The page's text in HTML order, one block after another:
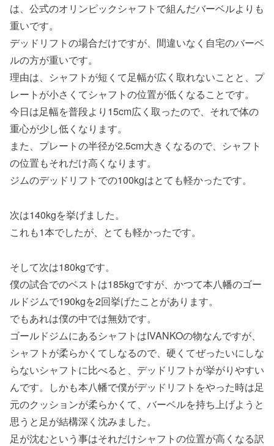
は、公式のオリンピックシャフトで組んだバーベルよりも
重いです。
デッドリフトの場合だけですが、間違いなく自宅のバーベ
ルの方が重いです。
理由は、シャフトが短くて足幅が広く取れないことと、プ
レートが小さくてシャフトの位置が低くなることです。
今日は足幅を普段より15cm広く取ったので、それで体の
重心が少し低くなります。
また、プレートの半径が2.5cm大きくなるので、シャフト
の位置もそれだけ高くなります。
ジムのデッドリフトでの100kgはとても軽かったです。
次は140kgを挙げました。
これも1本でしたが、とても軽かったです。
そして次は180kgです。
僕の試合でのベストは185kgですが、かつて本八幡のゴー
ルドジムで190kgを2回挙げたことがあります。
でもあれは僕の中では無効です。
ゴールドジムにあるシャフトはIVANKOの物なんですが、
シャフトが柔らかくてしなるので、硬くてぜったいにしな
らないシャフトに比べると、デッドリフトが挙がりやすい
んです。しかも本八幡で僕がデッドリフトをやった時は足
元のクッションが柔らかくて、バーベルを持ち上げようと
思うと足が結構深く沈みました。
足が沈むという事はそれだけシャフトの位置が高くなる訳